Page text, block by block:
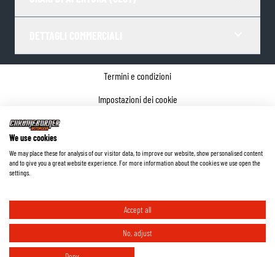
Termini e condizioni
Impostazioni dei cookie
©2026ChromeBurner - Tutti i diritti riservati.
We use cookies
We may place these for analysis of our visitor data, to improve our website, show personalised content
and to give you a great website experience. For more information about the cookies we use open the
settings.
Accept all
No, adjust